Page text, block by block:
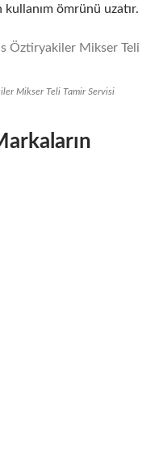
ömrünü uzatır.
Mikser Teli Tamir Servisi